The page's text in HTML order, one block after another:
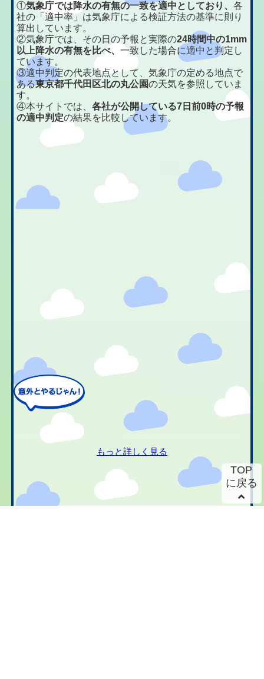
①気象庁では降水の有無の一致を適中としており、各
社の「適中率」は気象庁による検証方法の基準に則り
算出しています。
②気象庁では、その日の予報と実際の24時間中の1mm
以上降水の有無を比べ、一致した場合に適中と判定し
ています。
③適中判定の代表地点として、気象庁の定める地点で
ある東京都千代田区北の丸公園の天気を参照していま
す。
④本サイトでは、各社が公開している7日前0時の予報
の適中判定の結果を比較しています。
もっと詳しく見る
TOP
に戻る